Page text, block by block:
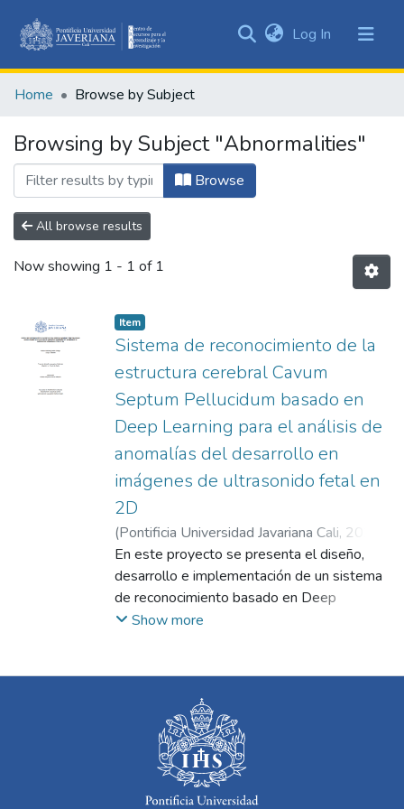
&
All of DSpace
Log In (current)
Home Browse by Subject
Browsing by Subject "Abnormalities"
Browse
All browse results
Now showing 1 - 1 of 1
Item
Sistema de reconocimiento de la
estructura cerebral Cavum
Septum Pellucidum basado en
Deep Learning para el análisis de
anomalías del desarrollo en
imágenes de ultrasonido fetal en
2D
(Pontificia Universidad Javariana Cali, 2025
Cifuentes Ortega, Milton Fabián;Torres
Valencia, Cristian Alejandro
En este proyecto se presenta el diseño,
desarrollo e implementación de un sistema
de reconocimiento basado en Deep
Learning para la detección de la estructura
con el sector salud en la detección
temprana de anormalidades prenatales,
debido a que este tipo de inconvenientes
son muy comunes en el desarrollo del feto
y así se podría reducir los índices de
Show more